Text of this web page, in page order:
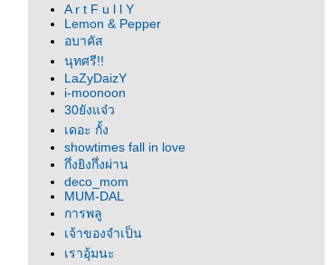
A r t F u l l Y
Lemon & Pepper
อบาคัส
นุทศรี!!
LaZyDaizY
i-moonoon
30ยังแจ๋ว
เดอะ กั้ง
showtimes fall in love
กึ่งยิงกึ่งผ่าน
deco_mom
MUM-DAL
การพลู
เจ้าของจำเป็น
เราอุ้มนะ